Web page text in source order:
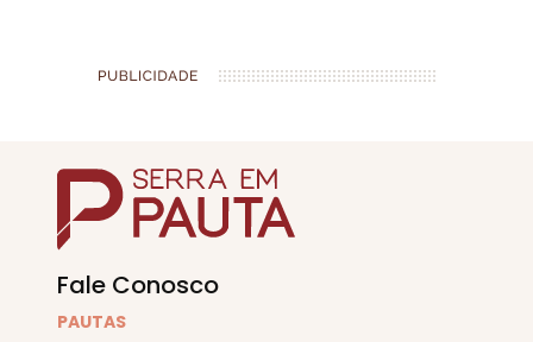
Fale Conosco
PAUTAS